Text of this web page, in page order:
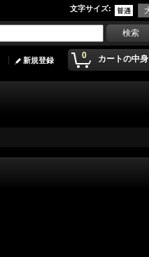
文字サイズ:
0 カートの中身
新規登録